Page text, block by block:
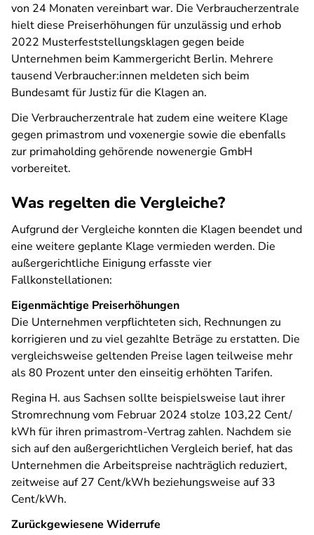
von 24 Monaten vereinbart war. Die Verbraucherzentrale
hielt diese Preiserhöhungen für unzulässig und erhob
2022 Musterfeststellungsklagen gegen beide
Unternehmen beim Kammergericht Berlin. Mehrere
tausend Verbraucher:innen meldeten sich beim
Bundesamt für Justiz für die Klagen an.
Die Verbraucherzentrale hat zudem eine weitere Klage
gegen primastrom und voxenergie sowie die ebenfalls
zur primaholding gehörende nowenergie GmbH
vorbereitet.
Was regelten die Vergleiche?
Aufgrund der Vergleiche konnten die Klagen beendet und
eine weitere geplante Klage vermieden werden. Die
außergerichtliche Einigung erfasste vier
Fallkonstellationen:
Eigenmächtige Preiserhöhungen
Die Unternehmen verpflichteten sich, Rechnungen zu
korrigieren und zu viel gezahlte Beträge zu erstatten. Die
vergleichsweise geltenden Preise lagen teilweise mehr
als 80 Prozent unter den einseitig erhöhten Tarifen.
Regina H. aus Sachsen sollte beispielsweise laut ihrer
Stromrechnung vom Februar 2024 stolze 103,22 Cent/
kWh für ihren primastrom-Vertrag zahlen. Nachdem sie
sich auf den außergerichtlichen Vergleich berief, hat das
Unternehmen die Arbeitspreise nachträglich reduziert,
zeitweise auf 27 Cent/kWh beziehungsweise auf 33
Cent/kWh.
Zurückgewiesene Widerrufe